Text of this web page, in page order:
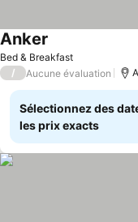
Bed & Breakfast
Anker
/ Aucune évaluation
Sélectionnez des
les prix exacts